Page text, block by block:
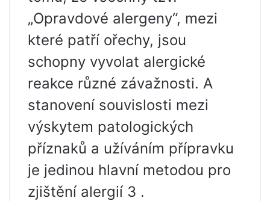
„Opravdové alergeny“, mezi
které patří ořechy, jsou
schopny vyvolat alergické
reakce různé závažnosti. A
stanovení souvislosti mezi
výskytem patologických
příznaků a užíváním přípravku
je jedinou hlavní metodou pro
zjištění alergií 3 .